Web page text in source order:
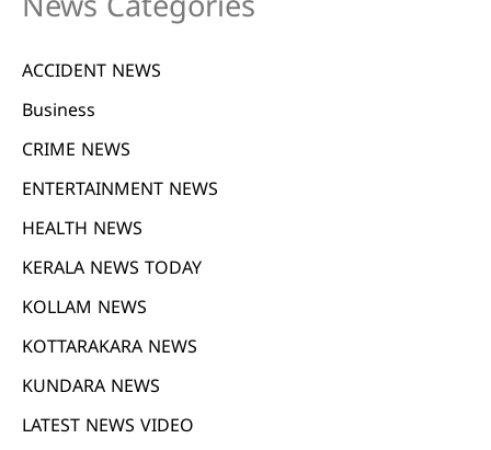
News Categories
ACCIDENT NEWS
Business
CRIME NEWS
ENTERTAINMENT NEWS
HEALTH NEWS
KERALA NEWS TODAY
KOLLAM NEWS
KOTTARAKARA NEWS
KUNDARA NEWS
LATEST NEWS VIDEO